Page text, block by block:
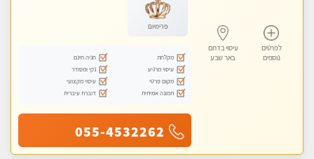
לפרטים
נוספים
עיסוי בדרום
באר שבע
פרימיום
מקלחת
חניה חינם
עיסוי מרגיע
נקי ומסודר
מקום פרטי
עיסוי מקצועי
תמונה אמיתית
דוברת עיברית
055-4532262